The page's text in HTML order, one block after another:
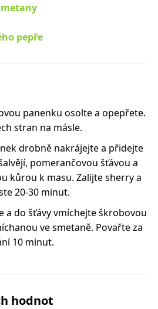
pepře
panenku osolte a opepřete.
stran na másle.
drobně nakrájejte a přidejte
pomerančovou šťávou a
kůrou k masu. Zalijte sherry a
20-30 minut.
a do šťávy vmíchejte škrobovou
ve smetaně. Povařte za
10 minut.
hodnot